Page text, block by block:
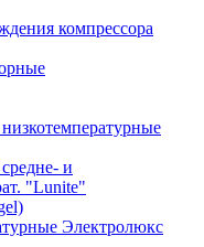
компрессора
и
"Lunite"
Электролюкс